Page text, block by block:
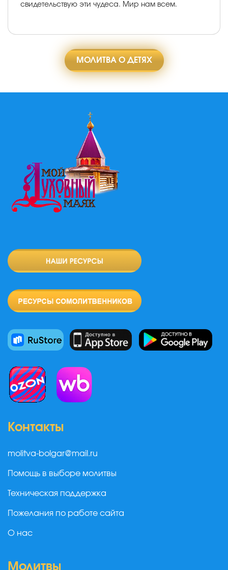
свидетельствую эти чудеса. Мир нам всем.
МОЛИТВА О ДЕТЯХ
Контакты
molitva-bolgar@mail.ru
Помощь в выборе молитвы
Техническая поддержка
Пожелания по работе сайта
О нас
Молитвы